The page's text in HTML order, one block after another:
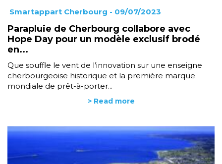
Smartappart Cherbourg - 09/07/2023
Parapluie de Cherbourg collabore avec
Hope Day pour un modèle exclusif brodé
en...
Que souffle le vent de l’innovation sur une enseigne
cherbourgeoise historique et la première marque
mondiale de prêt-à-porter...
> Read more